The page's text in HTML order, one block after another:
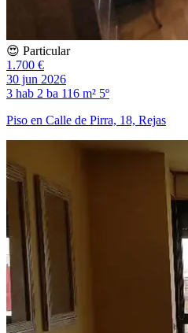
😍 Particular
1.700 €
30 jun 2026
3 hab 2 ba 116 m² 5º
Piso en Calle de Pirra, 18, Rejas